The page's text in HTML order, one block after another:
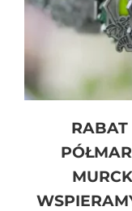
RABAT